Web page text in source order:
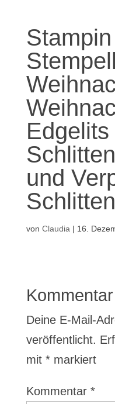
Edgelits
und
von Claudia | 16.
Deine E-Mail-
veröffentlicht.
mit *markiert
Kommentar *